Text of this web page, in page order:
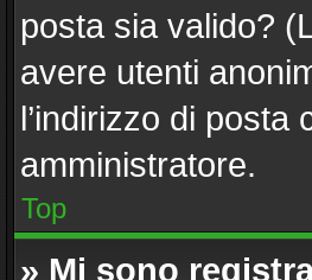
posta sia valido?
avere utenti
l’indirizzo di
amministratore.
Top
» Mi sono